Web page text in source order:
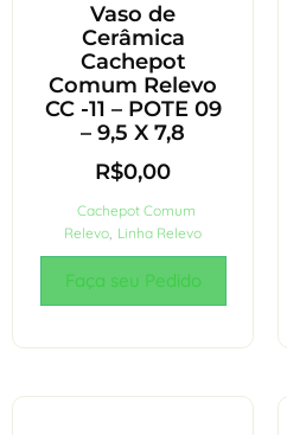
Vaso de
Cerâmica
Cachepot
Comum Relevo
CC -11 – POTE 09
– 9,5 X 7,8
R$0,00
Cachepot Comum
Relevo, Linha Relevo
Faça seu Pedido